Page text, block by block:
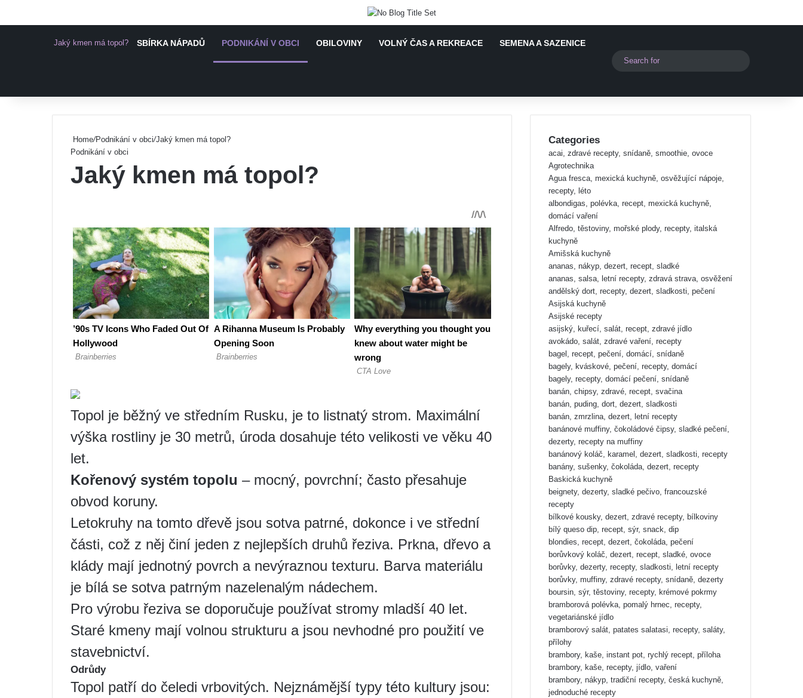
Jaký kmen má topol? SBÍRKA NÁPADŮ PODNIKÁNÍ V OBCI OBILOVINY VOLNÝ ČAS A REKREACE SEMENA A SAZENICE
Switch skin
Home/Podnikání v obci/Jaký kmen má topol?
Podnikání v obci
Jaký kmen má topol?
Topol je běžný ve středním Rusku, je to listnatý strom. Maximální
výška rostliny je 30 metrů, úroda dosahuje této velikosti ve věku 40
let.
Kořenový systém topolu – mocný, povrchní; často přesahuje
obvod koruny.
Letokruhy na tomto dřevě jsou sotva patrné, dokonce i ve střední
části, což z něj činí jeden z nejlepších druhů řeziva. Prkna, dřevo a
klády mají jednotný povrch a nevýraznou texturu. Barva materiálu
je bílá se sotva patrným nazelenalým nádechem.
Pro výrobu řeziva se doporučuje používat stromy mladší 40 let.
Staré kmeny mají volnou strukturu a jsou nevhodné pro použití ve
stavebnictví.
Odrůdy
Topol patří do čeledi vrbovitých. Nejznámější typy této kultury jsou:
Categories
acai, zdravé recepty, snídaně, smoothie, ovoce
Agrotechnika
Agua fresca, mexická kuchyně, osvěžující nápoje,
recepty, léto
albondigas, polévka, recept, mexická kuchyně,
domácí vaření
Alfredo, těstoviny, mořské plody, recepty, italská
kuchyně
Amišská kuchyně
ananas, nákyp, dezert, recept, sladké
ananas, salsa, letní recepty, zdravá strava, osvěžení
andělský dort, recepty, dezert, sladkosti, pečení
Asijská kuchyně
Asijské recepty
asijský, kuřecí, salát, recept, zdravé jídlo
avokádo, salát, zdravé vaření, recepty
bagel, recept, pečení, domácí, snídaně
bagely, kváskové, pečení, recepty, domácí
bagely, recepty, domácí pečení, snídaně
banán, chipsy, zdravé, recept, svačina
banán, puding, dort, dezert, sladkosti
banán, zmrzlina, dezert, letní recepty
banánové muffiny, čokoládové čipsy, sladké pečení,
dezerty, recepty na muffiny
banánový koláč, karamel, dezert, sladkosti, recepty
banány, sušenky, čokoláda, dezert, recepty
Baskická kuchyně
beignety, dezerty, sladké pečivo, francouzské
recepty
bílkové kousky, dezert, zdravé recepty, bílkoviny
bílý queso dip, recept, sýr, snack, dip
blondies, recept, dezert, čokoláda, pečení
borůvkový koláč, dezert, recept, sladké, ovoce
borůvky, dezerty, recepty, sladkosti, letní recepty
borůvky, muffiny, zdravé recepty, snídaně, dezerty
boursin, sýr, těstoviny, recepty, krémové pokrmy
bramborová polévka, pomalý hrnec, recepty,
vegetariánské jídlo
bramborový salát, patates salatasi, recepty, saláty,
přílohy
brambory, kaše, instant pot, rychlý recept, příloha
brambory, kaše, recepty, jídlo, vaření
brambory, nákyp, tradiční recepty, česká kuchyně,
jednoduché recepty